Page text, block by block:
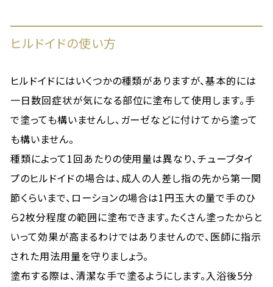
ヒルドイドの使い方
ヒルドイドにはいくつかの種類がありますが、基本的には
一日数回症状が気になる部位に塗布して使用します。手
で塗っても構いませんし、ガーゼなどに付けてから塗って
も構いません。
種類によって1回あたりの使用量は異なり、チューブタイ
プのヒルドイドの場合は、成人の人差し指の先から第一関
節くらいまで、ローションの場合は1円玉大の量で手のひ
ら2枚分程度の範囲に塗布できます。たくさん塗ったからと
いって効果が高まるわけではありませんので、医師に指示
された用法用量を守りましょう。
塗布する際は、清潔な手で塗るようにします。入浴後5分